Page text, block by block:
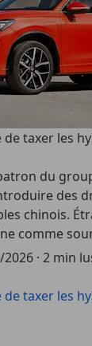
de taxer les
du
des
chinois.
comme
2026 · 2 min
de taxer les